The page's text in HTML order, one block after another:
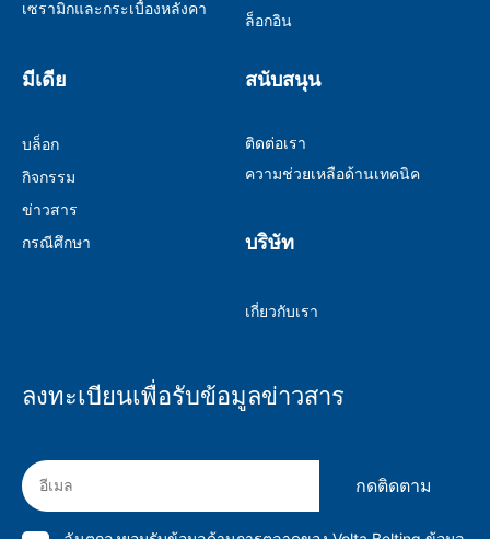
เซรามิกและกระเบื้องหลังคา
ล็อกอิน
มีเดีย
บล็อก
กิจกรรม
ข่าวสาร
กรณีศึกษา
สนับสนุน
ติดต่อเรา
ความช่วยเหลือด้านเทคนิค
บริษัท
เกี่ยวกับเรา
ลงทะเบียนเพื่อรับข้อมูลข่าวสาร
กดติดตาม